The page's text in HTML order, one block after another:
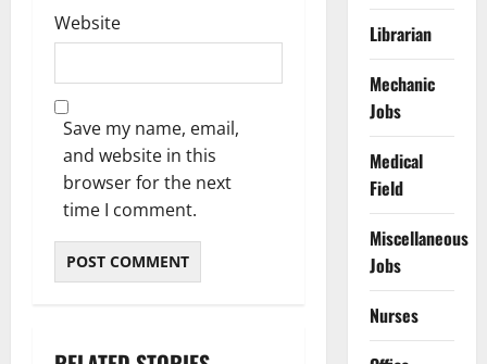
Website
Save my name, email,
and website in this
browser for the next
time I comment.
Librarian
Mechanic
Jobs
Medical
Field
Miscellaneous
Jobs
Nurses